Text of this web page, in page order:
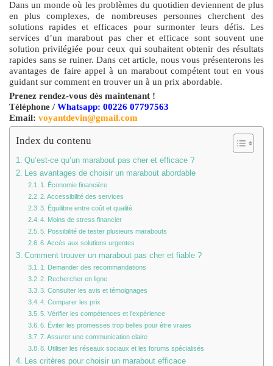
Dans un monde où les problèmes du quotidien deviennent de plus
en plus complexes, de nombreuses personnes cherchent des
solutions rapides et efficaces pour surmonter leurs défis. Les
services d’un marabout pas cher et efficace sont souvent une
solution privilégiée pour ceux qui souhaitent obtenir des résultats
rapides sans se ruiner. Dans cet article, nous vous présenterons les
avantages de faire appel à un marabout compétent tout en vous
guidant sur comment en trouver un à un prix abordable.
Prenez rendez-vous dès maintenant !
Téléphone /Whatsapp: 00226 07797563
Email: voyantdevin@gmail.com
Index du contenu
Qu’est-ce qu’un marabout pas cher et efficace ?
Les avantages de choisir un marabout abordable
1. Économie financière
2. Accessibilité des services
3. Équilibre entre coût et qualité
4. Moins de stress financier
5. Possibilité de tester plusieurs marabouts
6. Accès aux solutions urgentes
Comment trouver un marabout pas cher et fiable ?
1. Demander des recommandations
2. Rechercher en ligne
3. Consulter les avis et témoignages
4. Comparer les prix
5. Vérifier les compétences et l’expérience
6. Éviter les promesses trop belles pour être vraies
7. Assurer une communication claire
8. Utiliser les réseaux sociaux et les forums spécialisés
Les critères pour choisir un marabout efficace